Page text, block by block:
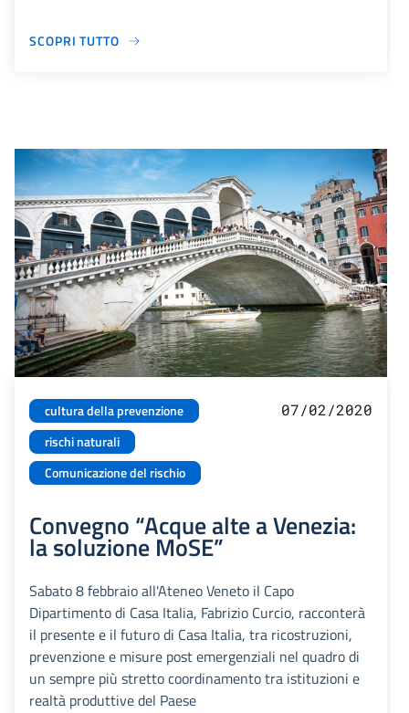
SCOPRI TUTTO
cultura della prevenzione
rischi naturali
Comunicazione del rischio
07/02/2020
Convegno “Acque alte a Venezia:
la soluzione MoSE”
Sabato 8 febbraio all'Ateneo Veneto il Capo
Dipartimento di Casa Italia, Fabrizio Curcio, racconterà
il presente e il futuro di Casa Italia, tra ricostruzioni,
prevenzione e misure post emergenziali nel quadro di
un sempre più stretto coordinamento tra istituzioni e
realtà produttive del Paese